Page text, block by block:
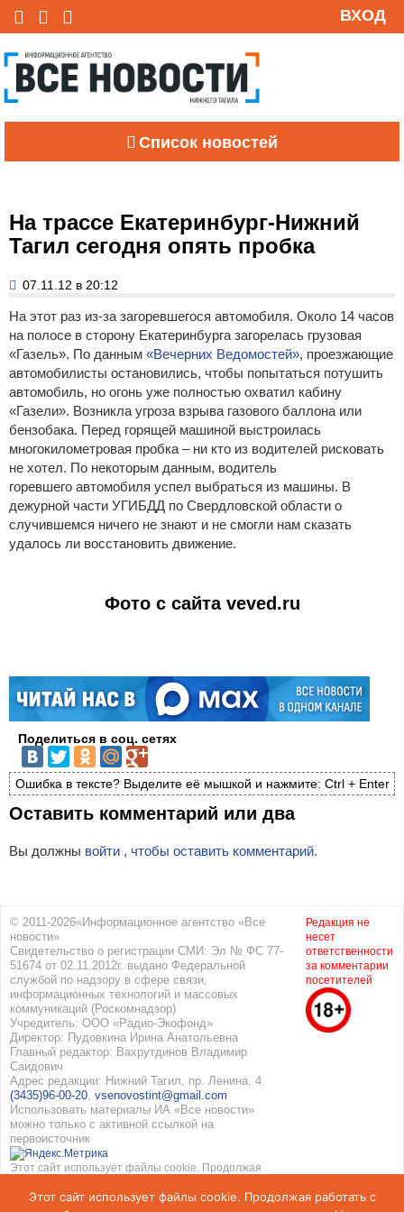
ВХОД
Список новостей
На трассе Екатеринбург-Нижний
Тагил сегодня опять пробка
07.11.12 в 20:12
На этот раз из-за загоревшегося автомобиля. Около 14 часов
на полосе в сторону Екатеринбурга загорелась грузовая
«Газель». По данным «Вечерних Ведомостей», проезжающие
автомобилисты остановились, чтобы попытаться потушить
автомобиль, но огонь уже полностью охватил кабину
«Газели». Возникла угроза взрыва газового баллона или
бензобака. Перед горящей машиной выстроилась
многокилометровая пробка – ни кто из водителей рисковать
не хотел. По некоторым данным, водитель
горевшего автомобиля успел выбраться из машины. В
дежурной части УГИБДД по Свердловской области о
случившемся ничего не знают и не смогли нам сказать
удалось ли восстановить движение.
Фото с сайта veved.ru
Поделиться в соц. сетях
Ошибка в тексте? Выделите её мышкой и нажмите: Ctrl + Enter
Оставить комментарий или два
Вы должны войти , чтобы оставить комментарий.
© 2011-2026«Информационное агентство «Все
новости»
Свидетельство о регистрации СМИ: Эл № ФС 77-
51674 от 02.11.2012г. выдано Федеральной
службой по надзору в сфере связи,
информационных технологий и массовых
коммуникаций (Роскомнадзор)
Учредитель: ООО «Радио-Экофонд»
Директор: Пудовкина Ирина Анатольевна
Главный редактор: Вахрутдинов Владимир
Саидович
Адрес редакции: Нижний Тагил, пр. Ленина, 4.
(3435)96-00-20, vsenovostint@gmail.com
Использовать материалы ИА «Все новости»
можно только с активной ссылкой на
первоисточник
Этот сайт использует файлы cookie. Продолжая
использованием cookie. Подробнее вПолитике
Редакция не
несет
ответственности
за комментарии
посетителей
Этот сайт использует файлы cookie. Продолжая работать с